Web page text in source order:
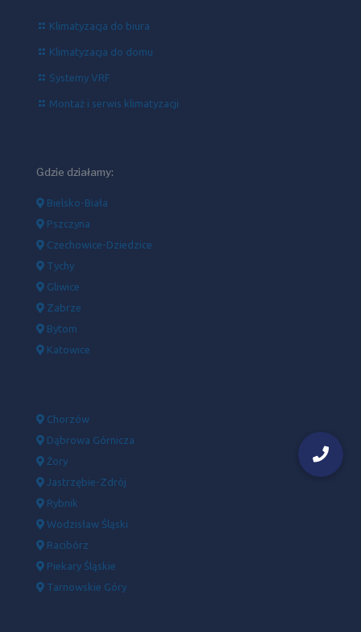
Klimatyzacja do biura
Klimatyzacja do domu
Systemy VRF
Montaż i serwis klimatyzacji
Gdzie działamy:
Bielsko-Biała
Pszczyna
Czechowice-Dziedzice
Tychy
Gliwice
Zabrze
Bytom
Katowice
Chorzów
Dąbrowa Górnicza
Żory
Jastrzębie-Zdrój
Rybnik
Wodzisław Śląski
Racibórz
Piekary Śląskie
Tarnowskie Góry